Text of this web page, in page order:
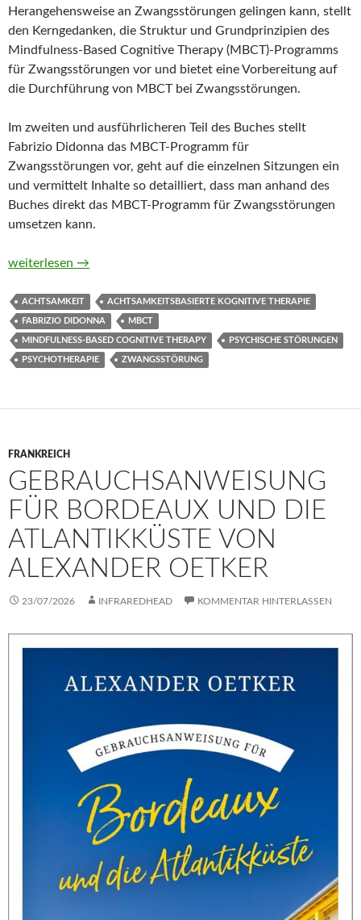
Herangehensweise an Zwangsstörungen gelingen kann, stellt
den Kerngedanken, die Struktur und Grundprinzipien des
Mindfulness-Based Cognitive Therapy (MBCT)-Programms
für Zwangsstörungen vor und bietet eine Vorbereitung auf
die Durchführung von MBCT bei Zwangsstörungen.
Im zweiten und ausführlicheren Teil des Buches stellt
Fabrizio Didonna das MBCT-Programm für
Zwangsstörungen vor, geht auf die einzelnen Sitzungen ein
und vermittelt Inhalte so detailliert, dass man anhand des
Buches direkt das MBCT-Programm für Zwangsstörungen
umsetzen kann.
Achtsamkeitsbasierte kognitive Therapie bei
weiterlesen →
ACHTSAMKEIT ACHTSAMKEITSBASIERTE KOGNITIVE THERAPIE
FABRIZIO DIDONNA MBCT
MINDFULNESS-BASED COGNITIVE THERAPY PSYCHISCHE STÖRUNGEN
PSYCHOTHERAPIE ZWANGSSTÖRUNG
FRANKREICH
GEBRAUCHSANWEISUNG
FÜR BORDEAUX UND DIE
ATLANTIKKÜSTE VON
ALEXANDER OETKER
23/07/2026 INFRAREDHEAD KOMMENTAR HINTERLASSEN